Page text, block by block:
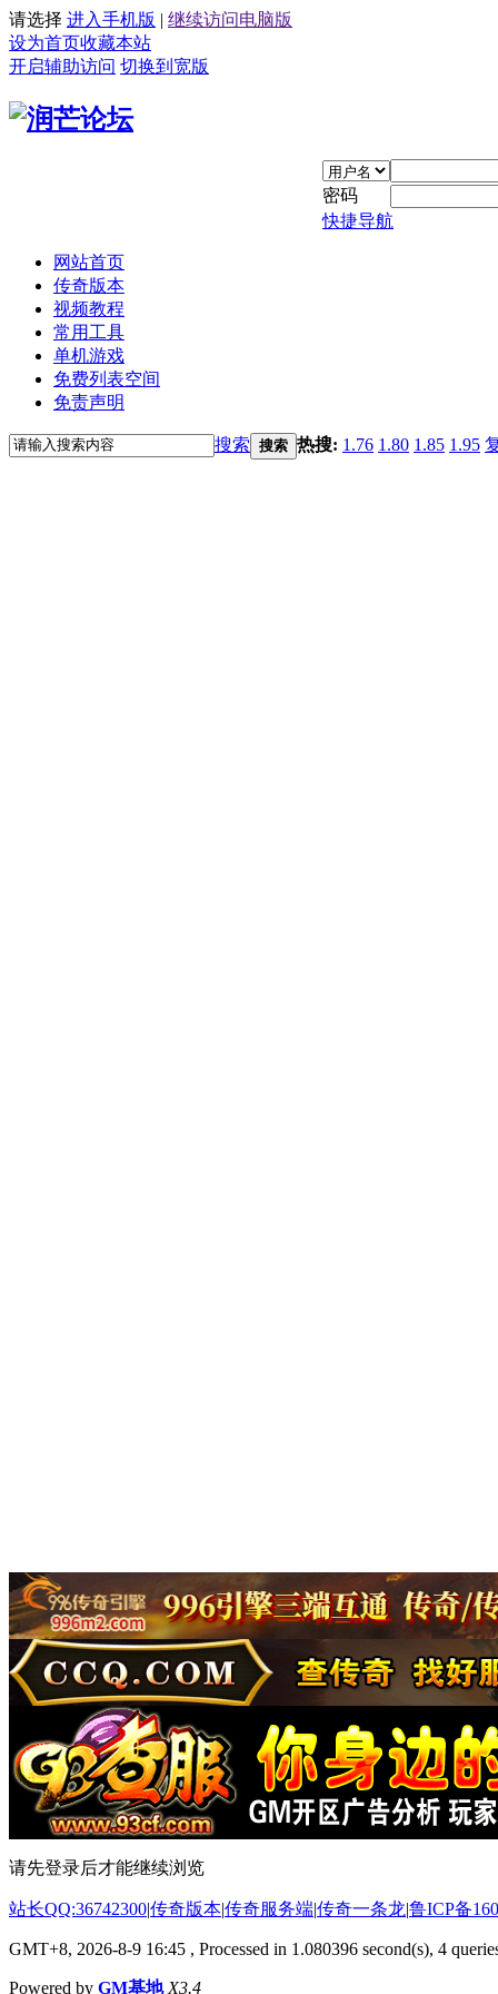
请选择 进入手机版 | 继续访问电脑版
设为首页收藏本站
开启辅助访问 切换到宽版
密码
快捷导航
网站首页
传奇版本
视频教程
常用工具
单机游戏
免费列表空间
免责声明
搜索 搜索 热搜: 1.76 1.80 1.85 1.95
请先登录后才能继续浏览
站长QQ:36742300|传奇版本|传奇服务端|传奇一条龙|鲁ICP备
GMT+8, 2026-8-9 16:45 , Processed in 1.080396 second(s), 4
Powered by GM基地 X3.4